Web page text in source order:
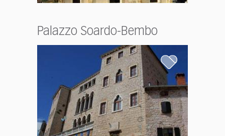
Palazzo Soardo-Bembo